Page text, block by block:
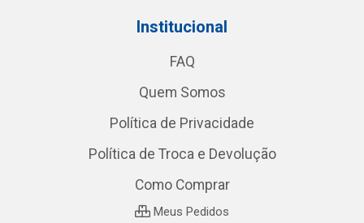
Institucional
FAQ
Quem Somos
Política de Privacidade
Política de Troca e Devolução
Como Comprar
Meus Pedidos